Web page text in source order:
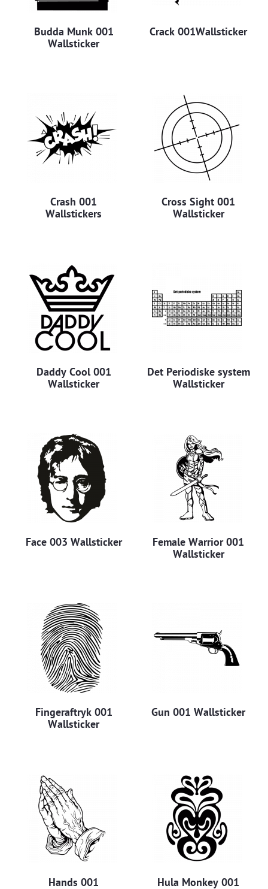
Budda Munk 001
Wallsticker
Crack 001Wallsticker
Crash 001
Wallstickers
Cross Sight 001
Wallsticker
Daddy Cool 001
Wallsticker
Det Periodiske system
Wallsticker
Face 003 Wallsticker
Female Warrior 001
Wallsticker
Fingeraftryk 001
Wallsticker
Gun 001 Wallsticker
Hands 001 Hula Monkey 001